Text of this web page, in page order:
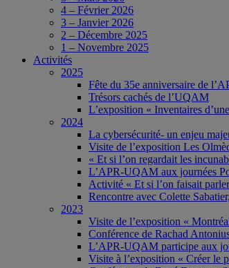
4 – Février 2026
3 – Janvier 2026
2 – Décembre 2025
1 – Novembre 2025
Activités
2025
Fête du 35e anniversaire de
Trésors cachés de l’UQAM
L’exposition « Inventaires
2024
La cybersécurité- un enjeu
Visite de l’exposition Les
« Et si l’on regardait les
L’APR-UQAM aux journées
Activité « Et si l’on faisait
Rencontre avec Colette
2023
Visite de l’exposition «
Conférence de Rachad
L’APR-UQAM participe aux
Visite à l’exposition « Créer le